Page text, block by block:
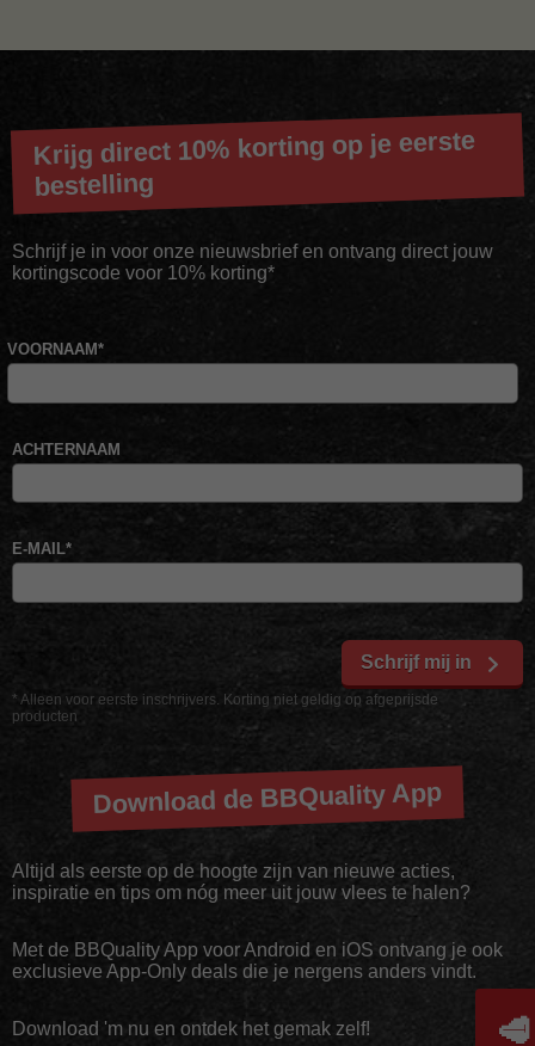
Krijg direct 10% korting op je eerste
bestelling
Schrijf je in voor onze nieuwsbrief en ontvang direct jouw
kortingscode voor 10% korting*
* Alleen voor eerste inschrijvers. Korting niet geldig op afgeprijsde
producten
VOORNAAM*
ACHTERNAAM
E-MAIL*
Schrijf mij in
Download de BBQuality App
Altijd als eerste op de hoogte zijn van nieuwe acties,
inspiratie en tips om nóg meer uit jouw vlees te halen?
Met de BBQuality App voor Android en iOS ontvang je ook
exclusieve App-Only deals die je nergens anders vindt.
Download 'm nu en ontdek het gemak zelf! 🥩